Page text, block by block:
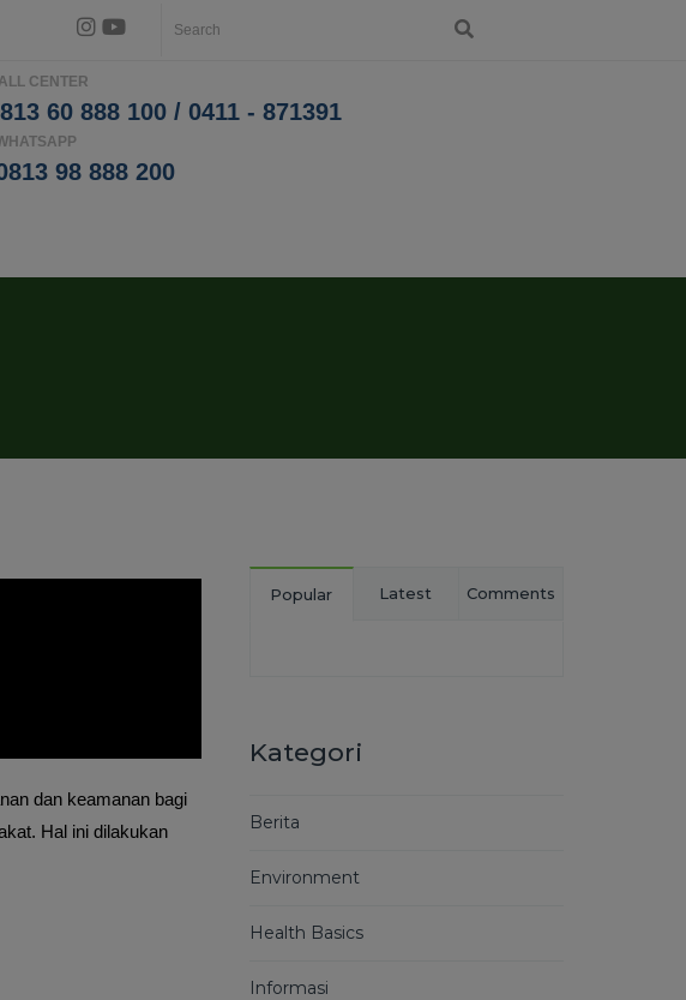
CENTER
60 888 100 / 0411 - 871391
98 888 200
dan keamanan bagi
Hal ini dilakukan
Popular Latest Comments
Kategori
Berita
Environment
Health Basics
Informasi